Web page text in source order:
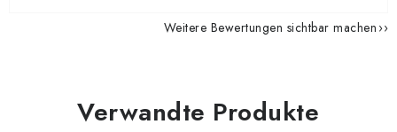
Weitere Bewertungen sichtbar machen
Verwandte Produkte